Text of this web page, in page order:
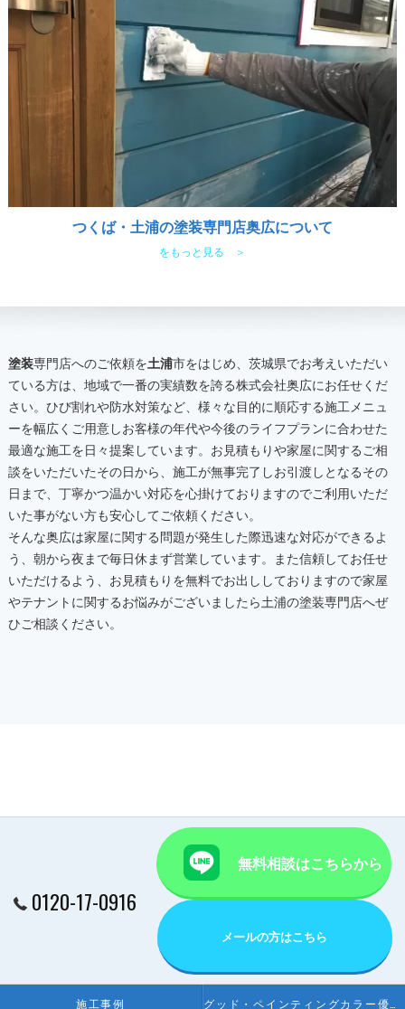
つくば・土浦の塗装専門店奥広について
をもっと見る ＞
塗装専門店へのご依頼を土浦市をはじめ、茨城県でお考えいただい
ている方は、地域で一番の実績数を誇る株式会社奥広にお任せくだ
さい。ひび割れや防水対策など、様々な目的に順応する施工メニュ
ーを幅広くご用意しお客様の年代や今後のライフプランに合わせた
最適な施工を日々提案しています。お見積もりや家屋に関するご相
談をいただいたその日から、施工が無事完了しお引渡しとなるその
日まで、丁寧かつ温かい対応を心掛けておりますのでご利用いただ
いた事がない方も安心してご依頼ください。
そんな奥広は家屋に関する問題が発生した際迅速な対応ができるよ
う、朝から夜まで毎日休まず営業しています。また信頼してお任せ
いただけるよう、お見積もりを無料でお出ししておりますので家屋
やテナントに関するお悩みがございましたら土浦の塗装専門店へぜ
ひご相談ください。
0120-17-0916
無料相談はこちらから
メールの方はこちら
施工事例